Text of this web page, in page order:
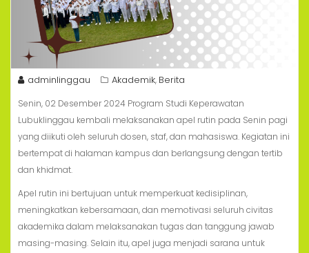
adminlinggau Akademik, Berita
Senin, 02 Desember 2024 Program Studi Keperawatan
Lubuklinggau kembali melaksanakan apel rutin pada Senin pagi
yang diikuti oleh seluruh dosen, staf, dan mahasiswa. Kegiatan ini
bertempat di halaman kampus dan berlangsung dengan tertib
dan khidmat.
Apel rutin ini bertujuan untuk memperkuat kedisiplinan,
meningkatkan kebersamaan, dan memotivasi seluruh civitas
akademika dalam melaksanakan tugas dan tanggung jawab
masing-masing. Selain itu, apel juga menjadi sarana untuk